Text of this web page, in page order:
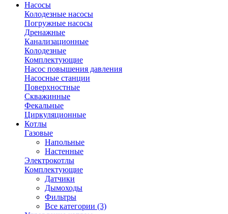
Насосы
Колодезные насосы
Погружные насосы
Дренажные
Канализационные
Колодезные
Комплектующие
Насос повышения давления
Насосные станции
Поверхностные
Скважинные
Фекальные
Циркуляционные
Котлы
Газовые
Напольные
Настенные
Электрокотлы
Комплектующие
Датчики
Дымоходы
Фильтры
Все категории (3)